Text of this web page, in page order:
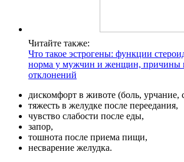
Читайте также:
Что такое эстрогены: функции
норма у мужчин и женщин, причины
отклонений
дискомфорт в животе (боль, урчание,
тяжесть в желудке после переедания,
чувство слабости после еды,
запор,
тошнота после приема пищи,
несварение желудка.